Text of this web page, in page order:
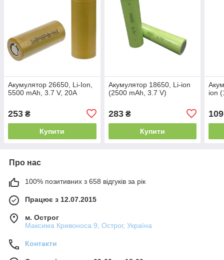
Акумулятор 26650, Li-Ion,
5500 mAh, 3.7 V, 20A
253 ₴
Купити
Акумулятор 18650, Li-ion
(2500 mAh, 3.7 V)
283₴
Купити
ion
109
Про нас
100% позитивних з 658 відгуків за рік
Працює з 12.07.2015
м. Острог
Максима Кривоноса 9, Острог, Україна
Контакти